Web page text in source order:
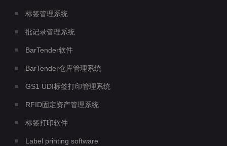
标签管理系统
批记录管理系统
BarTender软件
BarTender仓库管理系统
GS1 UDI标签打印管理系统
RFID固定资产管理系统
标签打印软件
Label printing software